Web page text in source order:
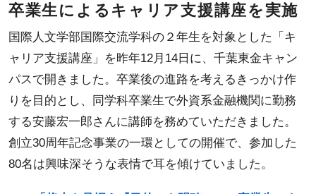
卒業生によるキャリア支援講座を実施
国際人文学部国際交流学科の２年生を対象とした「キ
ャリア支援講座」を昨年12月14日に、千葉東金キャン
パスで開きました。卒業後の進路を考えるきっかけ作
りを目的とし、同学科卒業生で外資系金融機関に勤務
する安藤宏一郎さんに講師を務めていただきました。
創立30周年記念事業の一環としての開催で、参加した
80名は興味深そうな表情で耳を傾けていました。